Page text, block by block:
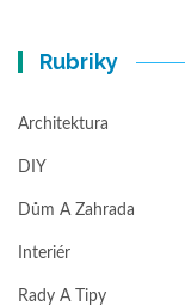
Rubriky
Architektura
DIY
Dům A Zahrada
Interiér
Rady A Tipy